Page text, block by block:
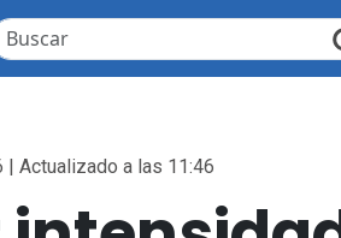
| Actualizado a las 11:46